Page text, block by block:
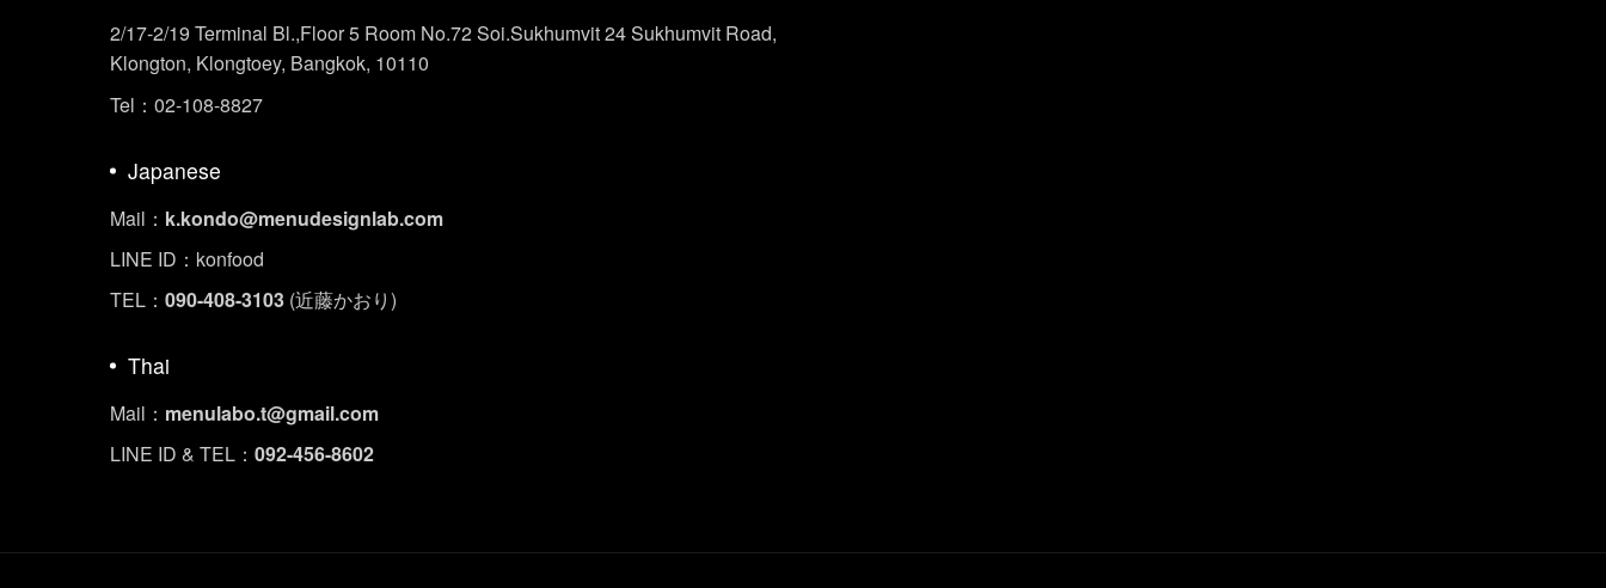
2/17-2/19 Terminal Bl.,Floor 5 Room No.72 Soi.Sukhumvit 24 Sukhumvit Road,
Klongton, Klongtoey, Bangkok, 10110
Tel：02-108-8827
Japanese
Mail： k.kondo@menudesignlab.com
LINE ID：konfood
TEL： 090-408-3103 (近藤かおり)
Thai
Mail： menulabo.t@gmail.com
LINE ID & TEL： 092-456-8602